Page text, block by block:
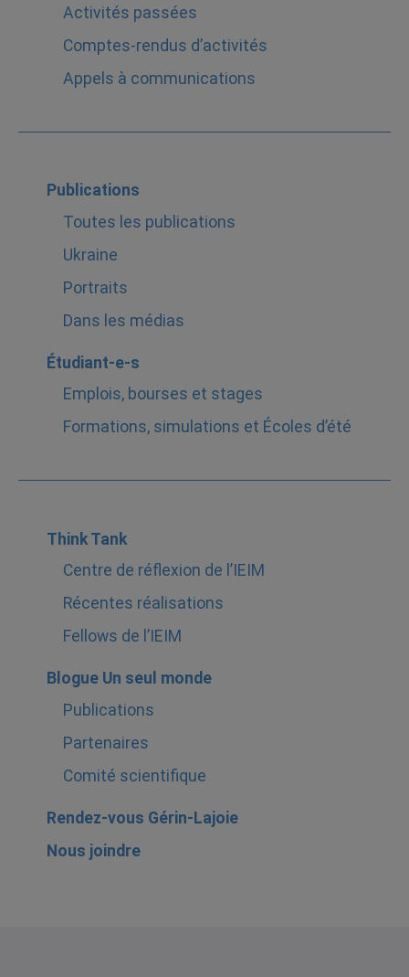
Activités passées
Comptes-rendus d’activités
Appels à communications
Publications
Toutes les publications
Ukraine
Portraits
Dans les médias
Étudiant-e-s
Emplois, bourses et stages
Formations, simulations et Écoles d’été
Think Tank
Centre de réflexion de l’IEIM
Récentes réalisations
Fellows de l’IEIM
Blogue Un seul monde
Publications
Partenaires
Comité scientifique
Rendez-vous Gérin-Lajoie
Nous joindre